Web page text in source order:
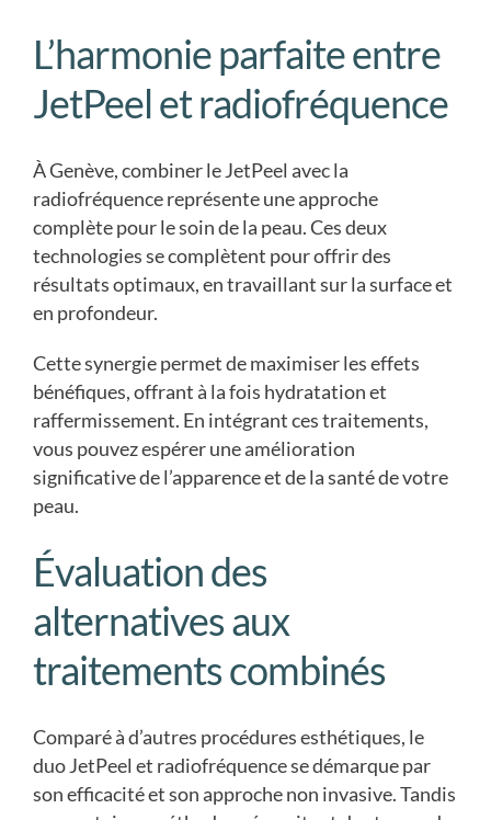
L’harmonie parfaite entre
JetPeel et radiofréquence
À Genève, combiner le JetPeel avec la
radiofréquence représente une approche
complète pour le soin de la peau. Ces deux
technologies se complètent pour offrir des
résultats optimaux, en travaillant sur la surface et
en profondeur.
Cette synergie permet de maximiser les effets
bénéfiques, offrant à la fois hydratation et
raffermissement. En intégrant ces traitements,
vous pouvez espérer une amélioration
significative de l’apparence et de la santé de votre
peau.
Évaluation des
alternatives aux
traitements combinés
Comparé à d’autres procédures esthétiques, le
duo JetPeel et radiofréquence se démarque par
son efficacité et son approche non invasive. Tandis